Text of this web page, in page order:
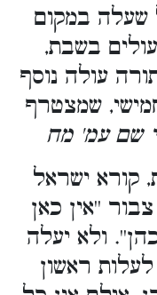
שעלה במקום
בשבת,
עולה נוסף
שמצטרף
שם עמ' מח
קורא ישראל
''אין כאן
ולא יעלה
ראשון